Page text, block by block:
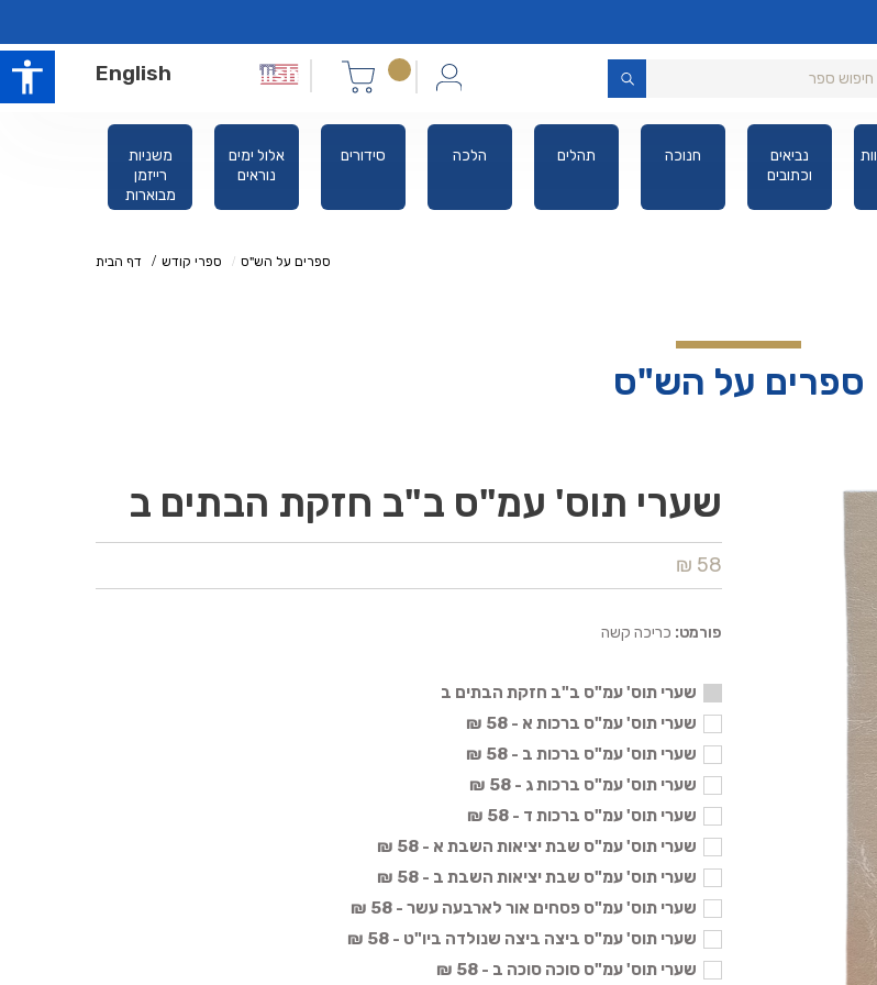
English
אלול ימים
סידורים תרי"ג מצוות
דף הבית ספרי קודש ספרים על הש"ס
ספרים על הש"ס
שערי תוס' עמ"ס ב"ב חזקת הבתים ב
58 ₪
פורמט: כריכה קשה
שערי תוס' עמ"ס ב"ב חזקת הבתים ב
שערי תוס' עמ"ס ברכות א - 58 ₪
שערי תוס' עמ"ס ברכות ב - 58 ₪
שערי תוס' עמ"ס ברכות ג - 58 ₪
שערי תוס' עמ"ס ברכות ד - 58 ₪
שערי תוס' עמ"ס שבת יציאות השבת א - 58 ₪
שערי תוס' עמ"ס שבת יציאות השבת ב - 58 ₪
שערי תוס' עמ"ס פסחים אור לארבעה עשר - 58 ₪
שערי תוס' עמ"ס ביצה ביצה שנולדה ביו"ט - 58 ₪
שערי תוס' עמ"ס סוכה סוכה ב - 58 ₪